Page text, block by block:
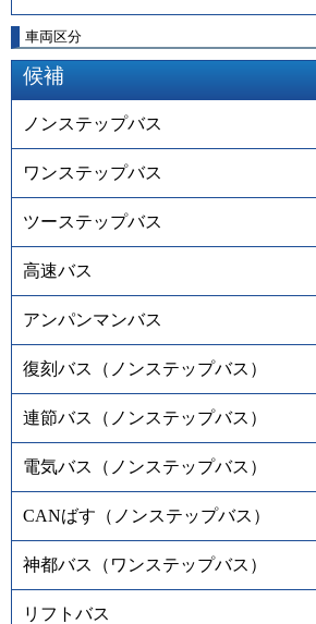
車両区分
候補
ノンステップバス
ワンステップバス
ツーステップバス
高速バス
アンパンマンバス
復刻バス（ノンステップバス）
連節バス（ノンステップバス）
電気バス（ノンステップバス）
CANばす（ノンステップバス）
神都バス（ワンステップバス）
リフトバス